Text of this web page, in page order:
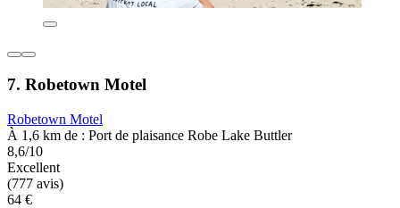
7. Robetown Motel
Robetown Motel
À 1,6 km de : Port de plaisance Robe Lake Buttler
8,6/10
Excellent
(777 avis)
64 €